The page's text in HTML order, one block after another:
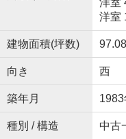
洋室
建物面積(坪数)
向き 西
築年月
種別 / 構造 中古